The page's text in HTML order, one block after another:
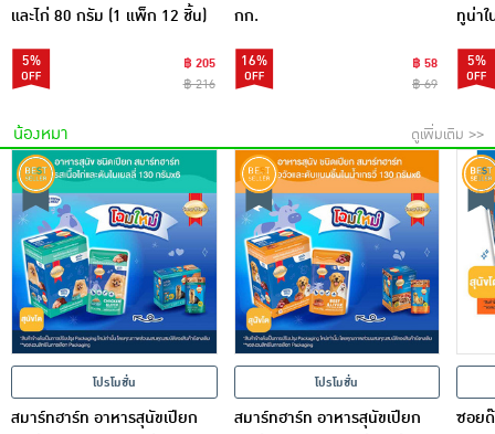
และไก่ 80 กรัม (1 แพ็ก 12 ชิ้น)
5%
฿ 205
฿ 216
กก.
16%
฿ 58
฿ 69
ทูน่า
12 ซ
5%
น้องหมา ดูเพิ่มเติม >>
โปรโมชั่น
สมาร์ทฮาร์ท อาหารสุนัขเปียก
โปรโมชั่น
สมาร์ทฮาร์ท อาหารสุนัขเปียก
ซอย